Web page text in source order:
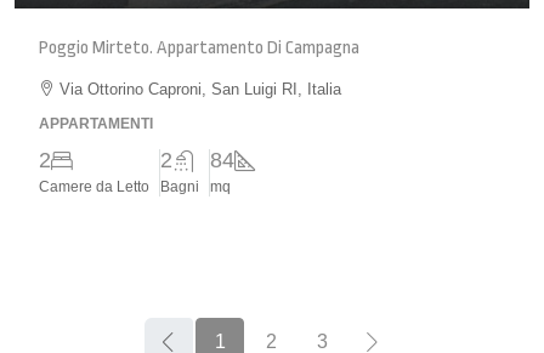
Poggio Mirteto. Appartamento Di Campagna
Via Ottorino Caproni, San Luigi RI, Italia
APPARTAMENTI
2
Camere da Letto
2
Bagni
84
mq
1 2 3